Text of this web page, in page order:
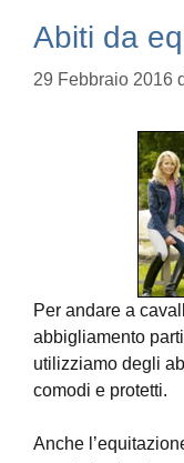
Abiti da
29 Febbraio 2016
Per andare a
abbigliamento
utilizziamo degli
comodi e protetti.
Anche